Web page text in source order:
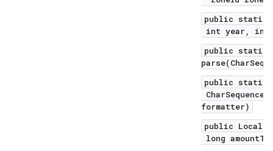
public static
int year, int
public static
public static
formatter)
public
long